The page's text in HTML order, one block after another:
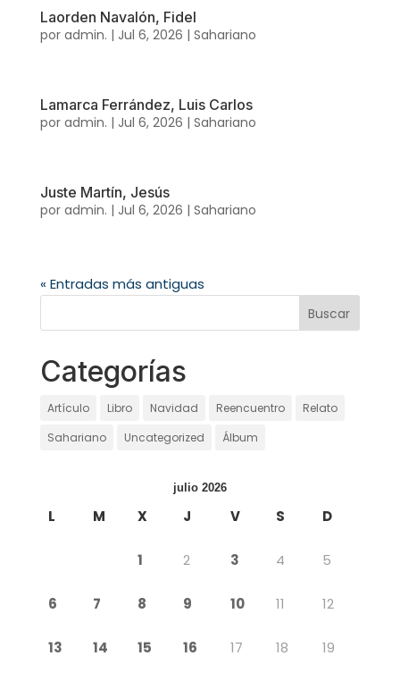
Laorden Navalón, Fidel
por admin. | Jul 6, 2026 | Sahariano
Lamarca Ferrández, Luis Carlos
por admin. | Jul 6, 2026 | Sahariano
Juste Martín, Jesús
por admin. | Jul 6, 2026 | Sahariano
« Entradas más antiguas
Categorías
Artículo Libro Navidad Reencuentro
Relato
Sahariano
Uncategorized Álbum
julio 2026
L M X J V S D
1 2 3 4 5
6 7 8 9 10 11 12
13 14 15 16 17 18 19